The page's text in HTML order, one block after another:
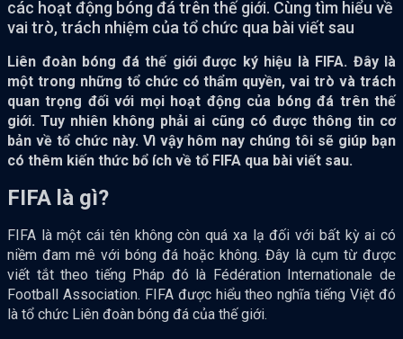
các hoạt động bóng đá trên thế giới. Cùng tìm hiểu về
vai trò, trách nhiệm của tổ chức qua bài viết sau
Liên đoàn bóng đá thế giới được ký hiệu là FIFA. Đây là
một trong những tổ chức có thẩm quyền, vai trò và trách
quan trọng đối với mọi hoạt động của bóng đá trên thế
giới. Tuy nhiên không phải ai cũng có được thông tin cơ
bản về tổ chức này. Vì vậy hôm nay chúng tôi sẽ giúp bạn
có thêm kiến thức bổ ích về tổ FIFA qua bài viết sau.
FIFA là gì?
FIFA là một cái tên không còn quá xa lạ đối với bất kỳ ai có
niềm đam mê với bóng đá hoặc không. Đây là cụm từ được
viết tắt theo tiếng Pháp đó là Fédération Internationale de
Football Association. FIFA được hiểu theo nghĩa tiếng Việt đó
là tổ chức Liên đoàn bóng đá của thế giới.